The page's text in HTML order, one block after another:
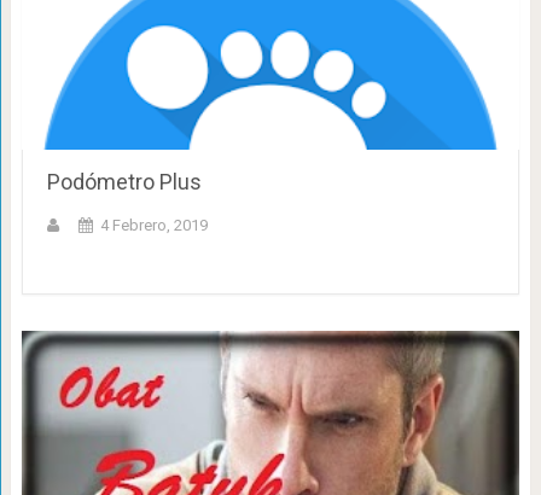
Podómetro Plus
4 Febrero, 2019